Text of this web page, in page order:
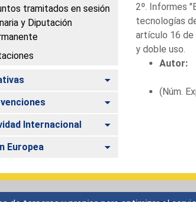
tramitados en sesión
y Diputación
Alternar
Alternar
Internacional Alternar
Europea Alternar
2º. Informes
tecnologías
artículo 16 de
y doble uso.
Autor:
(Núm.